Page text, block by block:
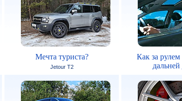
Мечта туриста?
Jetour T2
Как за рулем
дальней